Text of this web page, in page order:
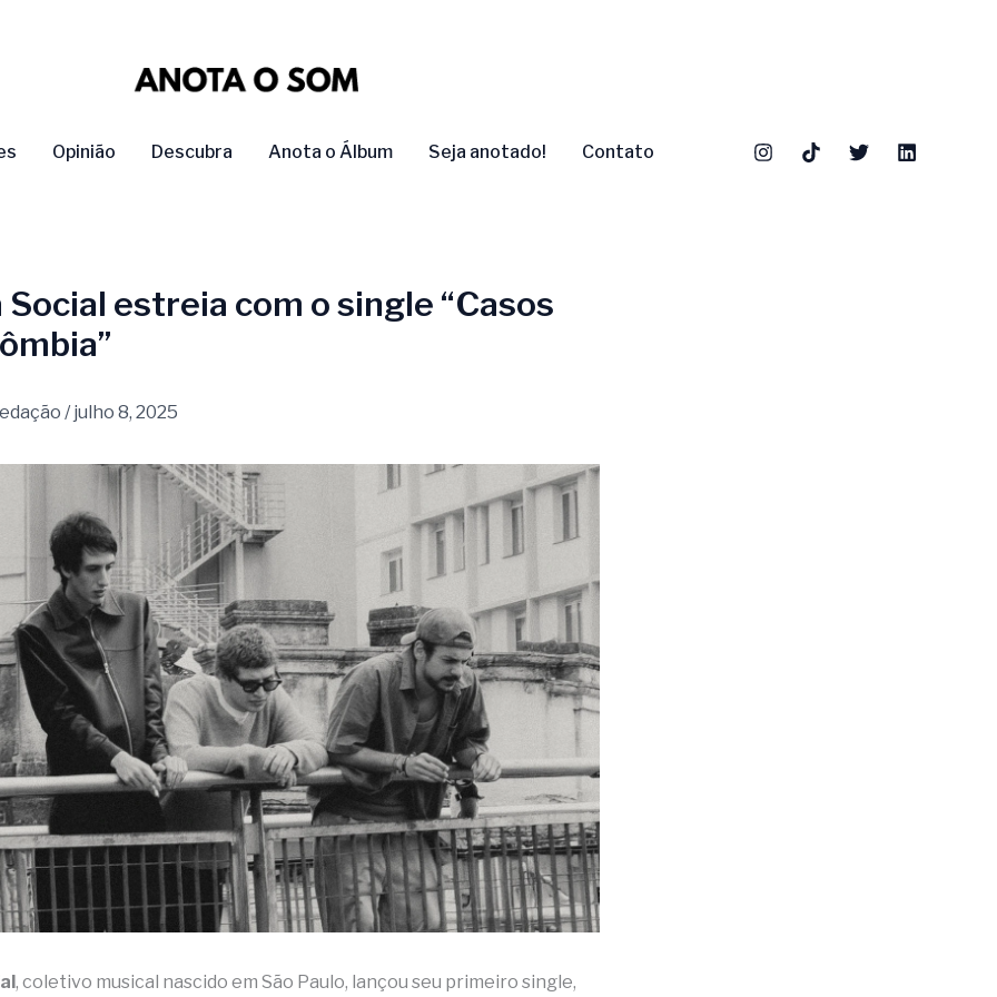
Opinião Descubra Anota o Álbum Seja anotado! Contato
estreia com o single “Casos
/julho 8, 2025
, coletivo musical nascido em São Paulo, lançou seu primeiro single,